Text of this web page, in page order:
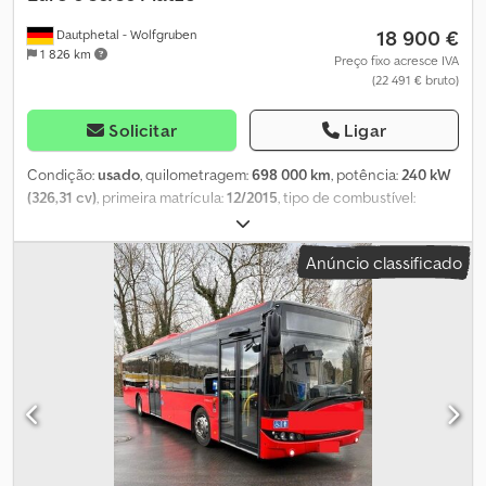
Dautphetal - Wolfgruben
1 826 km
18 900 €
Preço fixo acresce IVA
(22 491 € bruto)
Solicitar Ligar
Condição:usado, quilometragem:698 000 km, potência:240 kW
(326,31 cv), primeira matrícula:12/2015, tipo de combustível:
, tipo de engrenagem:
próxima inspeção (TÜV):12/2026, classe de emissão:Euro 6, cor:
, travões:retardador, Equipamento:ABS, aquecedor
estacionário, ar condicionado, programa eletrónico de
estabilidade (ESP), * Solari Urbino 12 com 36 lugares sentados -
Ar condicionado - Transmissão automática - Sistema Matrix - Euro
6 - * Diesel - 10.837 cm³ - 240 kW - 326 cv - Euro 6 - Etiqueta
ambiental verde - Inspeção técnica válida até 12/2026 - * 36
lugares sentados + 1 lugar para o motorista + 1 lugar para cadeira
de rodas com rampa manual - 36 lugares em pé * Aquecimento
auxiliar / Rádio / ABS / ASR - Porta dupla na parte traseira - Porta
dupla na parte frontal - * Dimensões do veículo: Comprimento:
Anúncio classificado